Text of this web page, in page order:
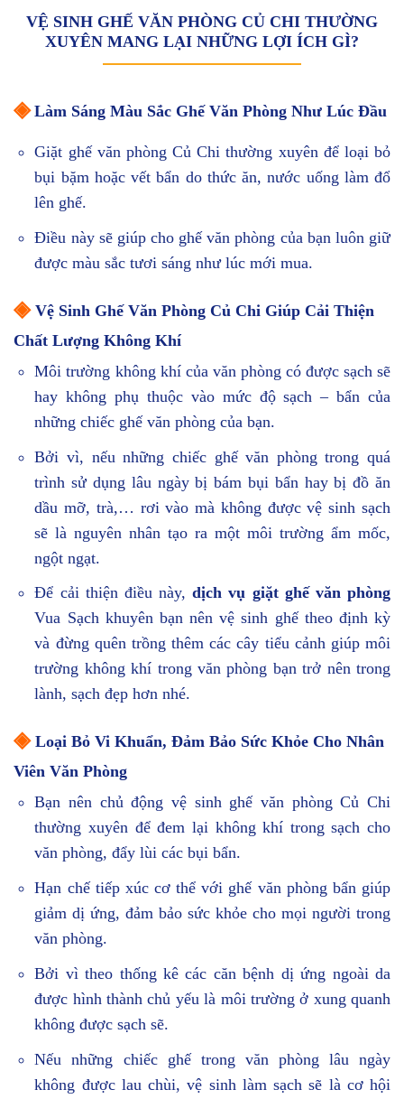
VỆ SINH GHẾ VĂN PHÒNG CỦ CHI THƯỜNG
XUYÊN MANG LẠI NHỮNG LỢI ÍCH GÌ?
◈Làm Sáng Màu Sắc Ghế Văn Phòng Như Lúc Đầu
Giặt ghế văn phòng Củ Chi thường xuyên để loại bỏ
bụi bặm hoặc vết bẩn do thức ăn, nước uống làm đổ
lên ghế.
Điều này sẽ giúp cho ghế văn phòng của bạn luôn giữ
được màu sắc tươi sáng như lúc mới mua.
◈ Vệ Sinh Ghế Văn Phòng Củ Chi Giúp Cải Thiện
Chất Lượng Không Khí
Môi trường không khí của văn phòng có được sạch sẽ
hay không phụ thuộc vào mức độ sạch – bẩn của
những chiếc ghế văn phòng của bạn.
Bởi vì, nếu những chiếc ghế văn phòng trong quá
trình sử dụng lâu ngày bị bám bụi bẩn hay bị đồ ăn
dầu mỡ, trà,… rơi vào mà không được vệ sinh sạch
sẽ là nguyên nhân tạo ra một môi trường ẩm mốc,
ngột ngạt.
Để cải thiện điều này,dịch vụ giặt ghế văn phòng
Vua Sạch khuyên bạn nên vệ sinh ghế theo định kỳ
và đừng quên trồng thêm các cây tiểu cảnh giúp môi
trường không khí trong văn phòng bạn trở nên trong
lành, sạch đẹp hơn nhé.
◈ Loại Bỏ Vi Khuẩn, Đảm Bảo Sức Khỏe Cho Nhân
Viên Văn Phòng
Bạn nên chủ động vệ sinh ghế văn phòng Củ Chi
thường xuyên để đem lại không khí trong sạch cho
văn phòng, đẩy lùi các bụi bẩn.
Hạn chế tiếp xúc cơ thể với ghế văn phòng bẩn giúp
giảm dị ứng, đảm bảo sức khỏe cho mọi người trong
văn phòng.
Bởi vì theo thống kê các căn bệnh dị ứng ngoài da
được hình thành chủ yếu là môi trường ở xung quanh
không được sạch sẽ.
Nếu những chiếc ghế trong văn phòng lâu ngày
không được lau chùi, vệ sinh làm sạch sẽ là cơ hội